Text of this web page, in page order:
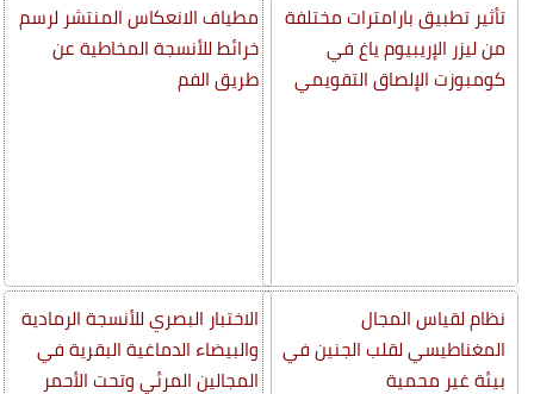
تأثير تطبيق بارامترات مختلفة
من ليزر الإريبيوم ياغ في
كومبوزت الإلصاق التقويمي
نظام لقياس المجال
المغناطيسي لقلب الجنين في
بيئة غير محمية
مطياف الانعكاس المنتشر لرسم
خرائط للأنسجة المخاطية عن
طريق الفم
الاختبار البصري للأنسجة الرمادية
والبيضاء الدماغية البقرية في
المجالين المرئي وتحت الأحمر